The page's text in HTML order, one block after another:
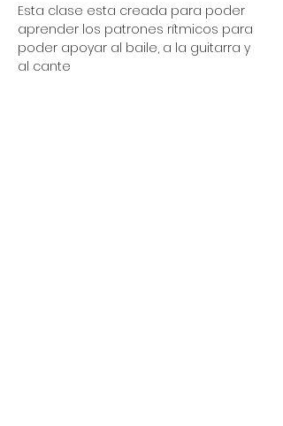
Esta clase esta creada para poder
aprender los patrones rítmicos para
poder apoyar al baile, a la guitarra y
al cante